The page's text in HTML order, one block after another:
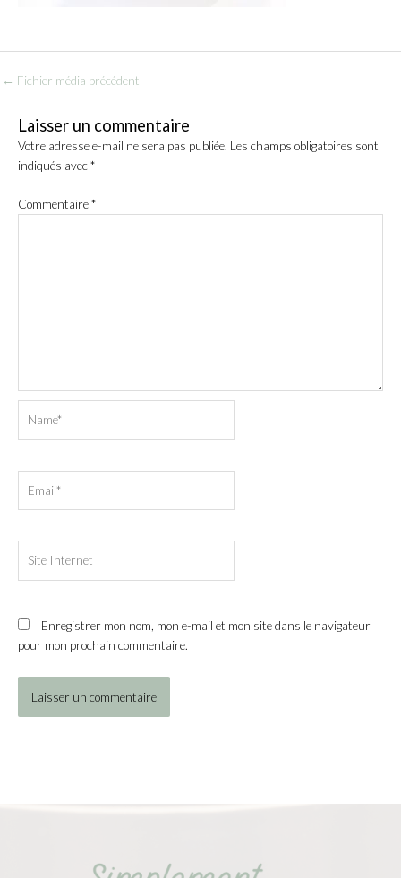
← Fichier média précédent
Laisser un commentaire
Votre adresse e-mail ne sera pas publiée. Les champs obligatoires sont
indiqués avec*
Commentaire*
Internet
Enregistrer mon nom, mon e-mail et mon site dans le navigateur
pour mon prochain commentaire.